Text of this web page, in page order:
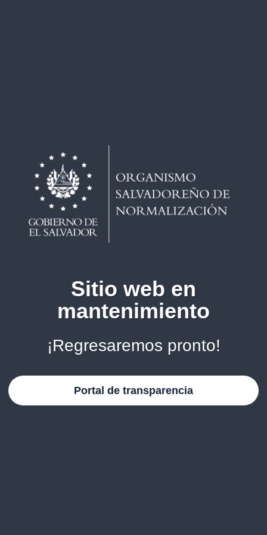
Sitio web en
mantenimiento
¡Regresaremos pronto!
Portal de transparencia